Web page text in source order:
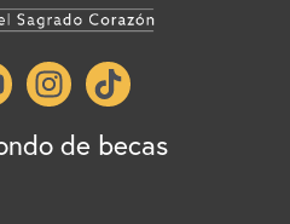
de becas